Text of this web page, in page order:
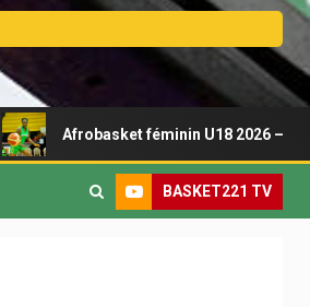
féminin U18 2026 – Découvrez le
BASKET221 TV